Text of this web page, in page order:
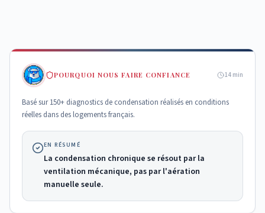
POURQUOI NOUS FAIRE CONFIANCE 14 min
Basé sur 150+ diagnostics de condensation réalisés en conditions
réelles dans des logements français.
EN RÉSUMÉ
La condensation chronique se résout par la
ventilation mécanique, pas par l'aération
manuelle seule.